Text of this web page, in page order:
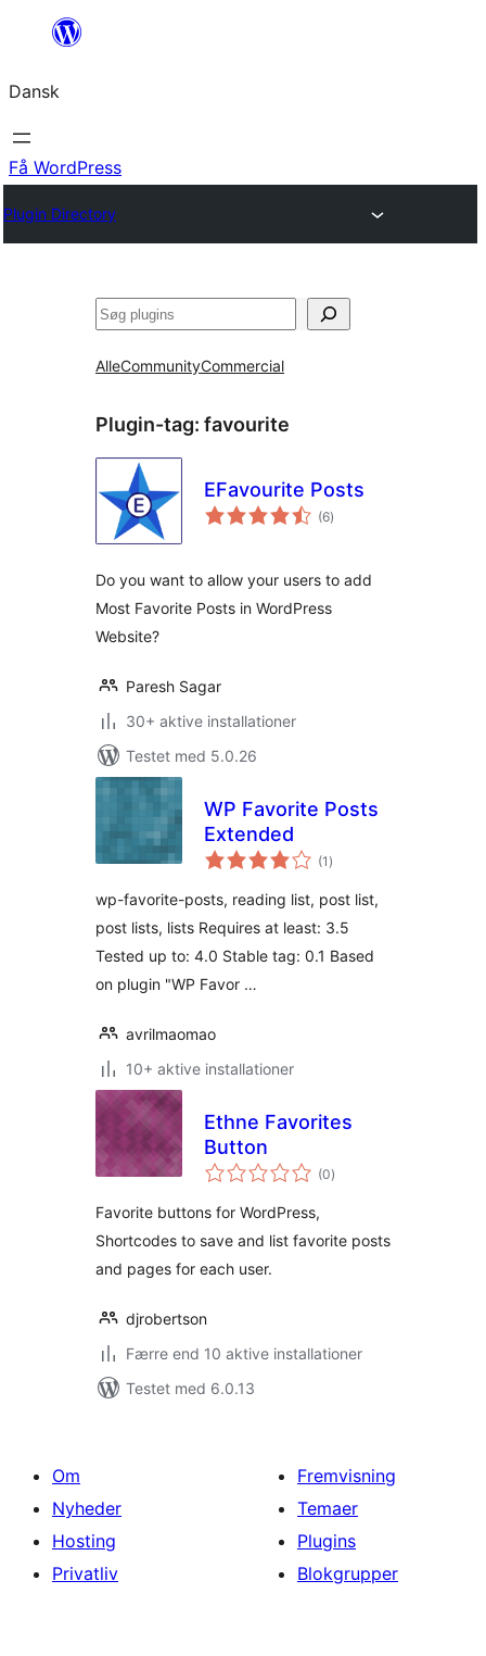
Spring
indhold
Dansk
Få WordPress
Plugin Directory
Søg
AlleCommunityCommercial
Plugin-tag: favourite
EFavourite Posts
(6totale
bedømmelser
)
Do you want to allow your users to add
Most Favorite Posts in WordPress
Website?
Paresh Sagar
30+ aktive installationer
Testet med 5.0.26
WP Favorite Posts
Extended
(1 totale
bedømmelser
)
wp-favorite-posts, reading list, post list,
post lists, lists Requires at least: 3.5
Tested up to: 4.0 Stable tag: 0.1 Based
on plugin "WP Favor …
avrilmaomao
10+ aktive installationer
Ethne Favorites
Button
(0totale
bedømmelser
)
Favorite buttons for WordPress,
Shortcodes to save and list favorite posts
and pages for each user.
djrobertson
Færre end 10 aktive installationer
Testet med 6.0.13
Om
Nyheder
Hosting
Privatliv
Fremvisning
Temaer
Plugins
Blokgrupper